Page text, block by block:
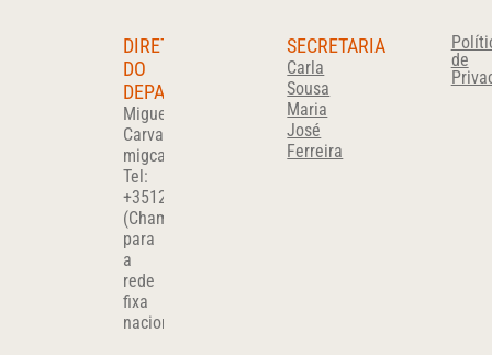
de
DIRETOR
DO
DEPARTAMENTO
Miguel
Carvalho
migcar@det.uminho.pt
Tel:
+351253510280
(Chamada
para
a
rede
fixa
nacional)
SECRETARIA
Carla
Sousa
Maria
José
Ferreira